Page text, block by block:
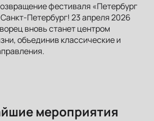
фестиваля «Петербург
Петербург! 23 апреля 2026
вновь станет центром
объединив классические и
мероприятия